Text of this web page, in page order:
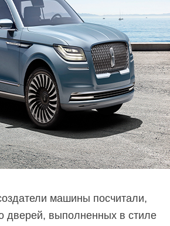
машины посчитали,
дверей, выполненных в стиле